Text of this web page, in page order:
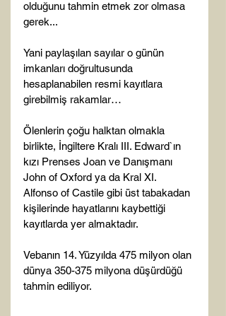
olduğunu tahmin etmek zor olmasa
gerek...
Yani paylaşılan sayılar o günün
imkanları doğrultusunda
hesaplanabilen resmi kayıtlara
girebilmiş rakamlar…
Ölenlerin çoğu halktan olmakla
birlikte, İngiltere Kralı III. Edward`ın
kızı Prenses Joan ve Danışmanı
John of Oxford ya da Kral XI.
Alfonso of Castile gibi üst tabakadan
kişilerinde hayatlarını kaybettiği
kayıtlarda yer almaktadır.
Vebanın 14. Yüzyılda 475 milyon olan
dünya 350-375 milyona düşürdüğü
tahmin ediliyor.